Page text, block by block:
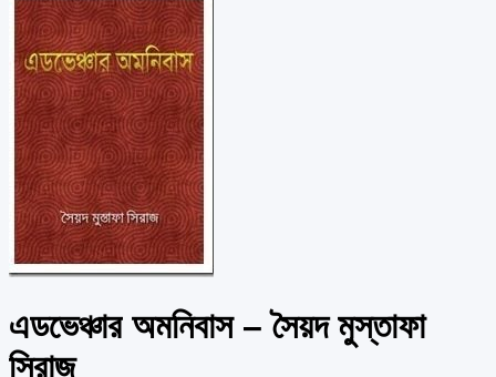
এডভেঞ্চার অমনিবাস – সৈয়দ মুস্তাফা
সিরাজ